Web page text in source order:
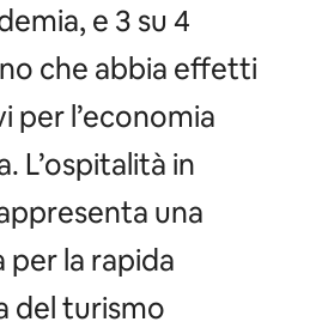
e 3 su 4
che abbia effetti
per l’economia
L’ospitalità in
una
per la rapida
del turismo